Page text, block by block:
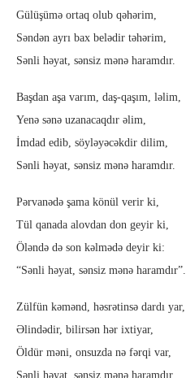
Gülüşümə ortaq olub qəhərim,
Səndən ayrı bax belədir təhərim,
Sənli həyat, sənsiz mənə haramdır.
Başdan aşa varım, daş-qaşım, ləlim,
Yenə sənə uzanacaqdır əlim,
İmdad edib, söyləyəcəkdir dilim,
Sənli həyat, sənsiz mənə haramdır.
Pərvanədə şama könül verir ki,
Tül qanada alovdan don geyir ki,
Öləndə də son kəlmədə deyir ki:
“Sənli həyat, sənsiz mənə haramdır”.
Zülfün kəmənd, həsrətinsə dardı yar,
Əlindədir, bilirsən hər ixtiyar,
Öldür məni, onsuzda nə fərqi var,
Sənli həyat, sənsiz mənə haramdır.